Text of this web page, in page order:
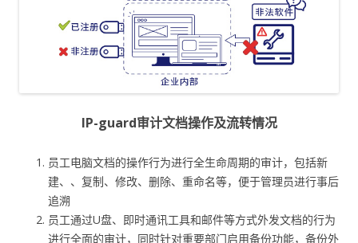
IP-guard审计文档操作及流转情况
员工电脑文档的操作行为进行全生命周期的审计，包括新
建、、复制、修改、删除、重命名等，便于管理员进行事后
追溯
员工通过U盘、即时通讯工具和邮件等方式外发文档的行为
进行全面的审计，同时针对重要部门启用备份功能，备份外